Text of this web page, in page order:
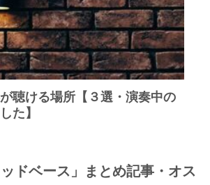
聴ける場所【３選・演奏中の
た】
ドベース」まとめ記事・オス